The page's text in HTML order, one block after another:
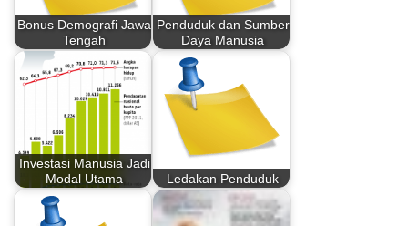
Bonus Demografi Jawa
Tengah
Penduduk dan Sumber
Daya Manusia
Investasi Manusia Jadi
Modal Utama
Ledakan Penduduk